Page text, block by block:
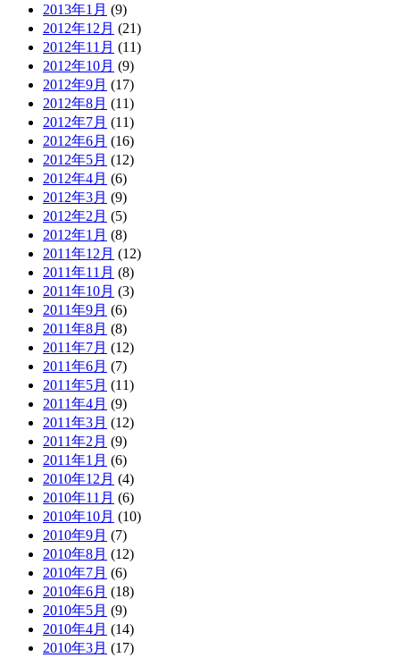
2013年1月 (9)
2012年12月 (21)
2012年11月 (11)
2012年10月 (9)
2012年9月 (17)
2012年8月 (11)
2012年7月 (11)
2012年6月 (16)
2012年5月 (12)
2012年4月 (6)
2012年3月 (9)
2012年2月 (5)
2012年1月 (8)
2011年12月 (12)
2011年11月 (8)
2011年10月 (3)
2011年9月 (6)
2011年8月 (8)
2011年7月 (12)
2011年6月 (7)
2011年5月 (11)
2011年4月 (9)
2011年3月 (12)
2011年2月 (9)
2011年1月 (6)
2010年12月 (4)
2010年11月 (6)
2010年10月 (10)
2010年9月 (7)
2010年8月 (12)
2010年7月 (6)
2010年6月 (18)
2010年5月 (9)
2010年4月 (14)
2010年3月 (17)